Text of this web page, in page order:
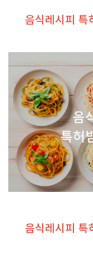
음식레시피 특
음식레시피 특